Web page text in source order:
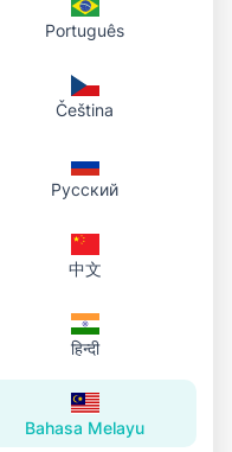
Português
Čeština
Русский
中文
हिन्दी
Bahasa Melayu